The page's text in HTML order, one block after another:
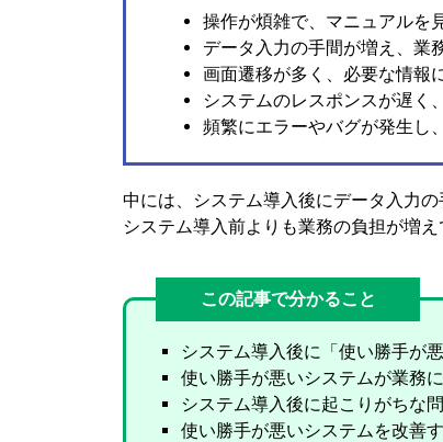
操作が煩雑で、マニュアルを
データ入力の手間が増え、業
画面遷移が多く、必要な情報
システムのレスポンスが遅く
頻繁にエラーやバグが発生し
中には、システム導入後にデータ入力
システム導入前よりも業務の負担が増
この記事で分かること
システム導入後に「使い勝手が
使い勝手が悪いシステムが業務
システム導入後に起こりがちな
使い勝手が悪いシステムを改善